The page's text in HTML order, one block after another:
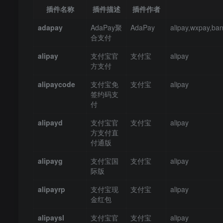
插件名称 插件描述
插件作者
adapay
AdaPay聚
合支付
AdaPay
alipay
支付宝官
方支付
支付宝 alipay
alipaycode
支付宝免
签约码支
付
支付宝 alipay
alipayd
支付宝官
方支付直
付通版
支付宝 alipay
alipayg
支付宝国
际版
支付宝 alipay
alipayrp
支付宝现
金红包
支付宝 alipay
alipaysl
支付宝官
支付宝 alipay